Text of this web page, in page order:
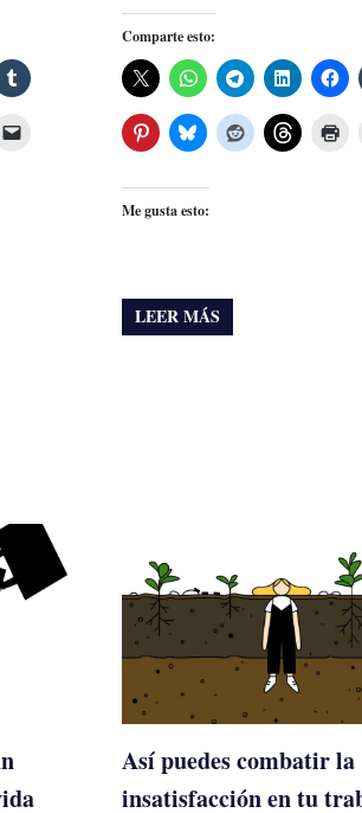
Comparte esto:
Me gusta esto:
LEER MÁS
Así puedes combatir la
insatisfacción en tu